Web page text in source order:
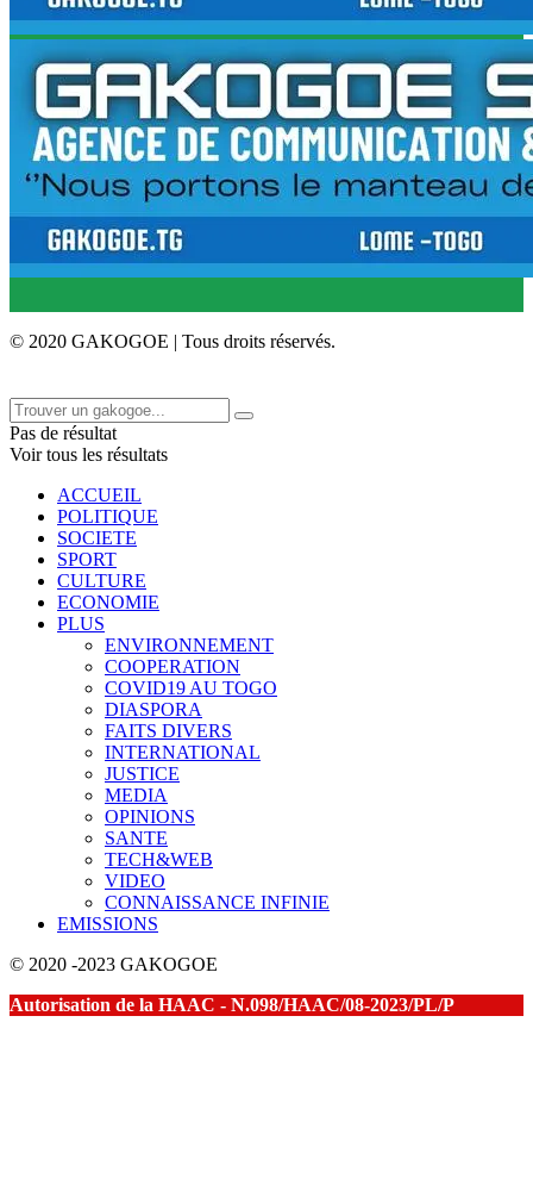
© 2020 GAKOGOE | Tous droits réservés.
Pas de résultat
Voir tous les résultats
ACCUEIL
POLITIQUE
SOCIETE
SPORT
CULTURE
ECONOMIE
PLUS
ENVIRONNEMENT
COOPERATION
COVID19 AU TOGO
DIASPORA
FAITS DIVERS
INTERNATIONAL
JUSTICE
MEDIA
OPINIONS
SANTE
TECH&WEB
VIDEO
CONNAISSANCE INFINIE
EMISSIONS
© 2020 -2023 GAKOGOE
Autorisation de la HAAC - N.098/HAAC/08-2023/PL/P